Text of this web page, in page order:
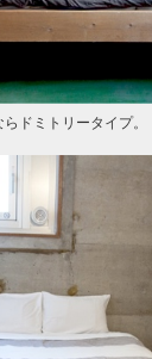
ドミトリータイプ。